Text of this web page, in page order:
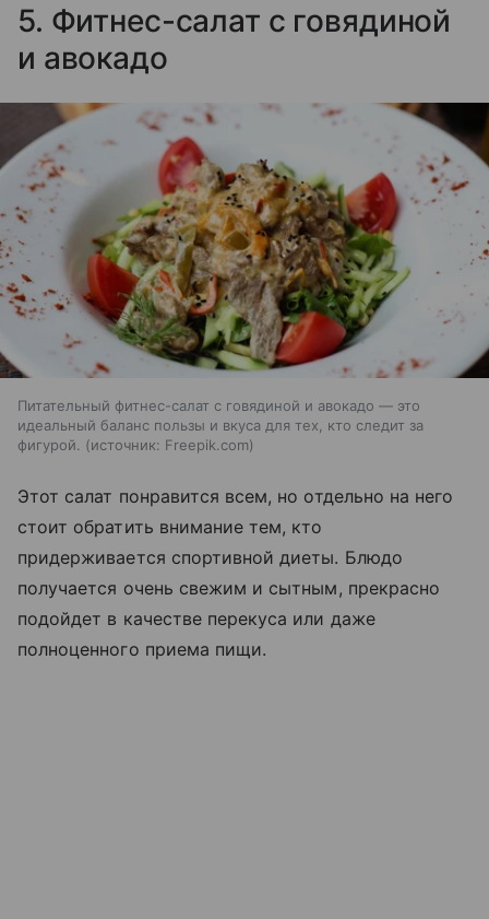
5. Фитнес-салат с говядиной
и авокадо
Питательный фитнес-салат с говядиной и авокадо — это
идеальный баланс пользы и вкуса для тех, кто следит за
фигурой.
источник: Freepik.com
Этот салат понравится всем, но отдельно на него
стоит обратить внимание тем, кто
придерживается спортивной диеты. Блюдо
получается очень свежим и сытным, прекрасно
подойдет в качестве перекуса или даже
полноценного приема пищи.